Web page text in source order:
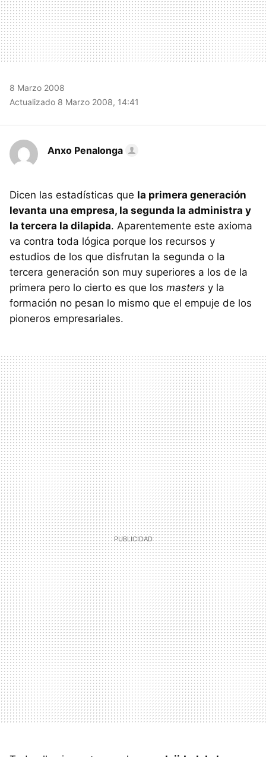
8 Marzo 2008
Actualizado 8 Marzo 2008, 14:41
Anxo Penalonga
Dicen las estadísticas que la primera generación
levanta una empresa, la segunda la administra y
la tercera la dilapida. Aparentemente este axioma
va contra toda lógica porque los recursos y
estudios de los que disfrutan la segunda o la
tercera generación son muy superiores a los de la
primera pero lo cierto es que los masters y la
formación no pesan lo mismo que el empuje de los
pioneros empresariales.